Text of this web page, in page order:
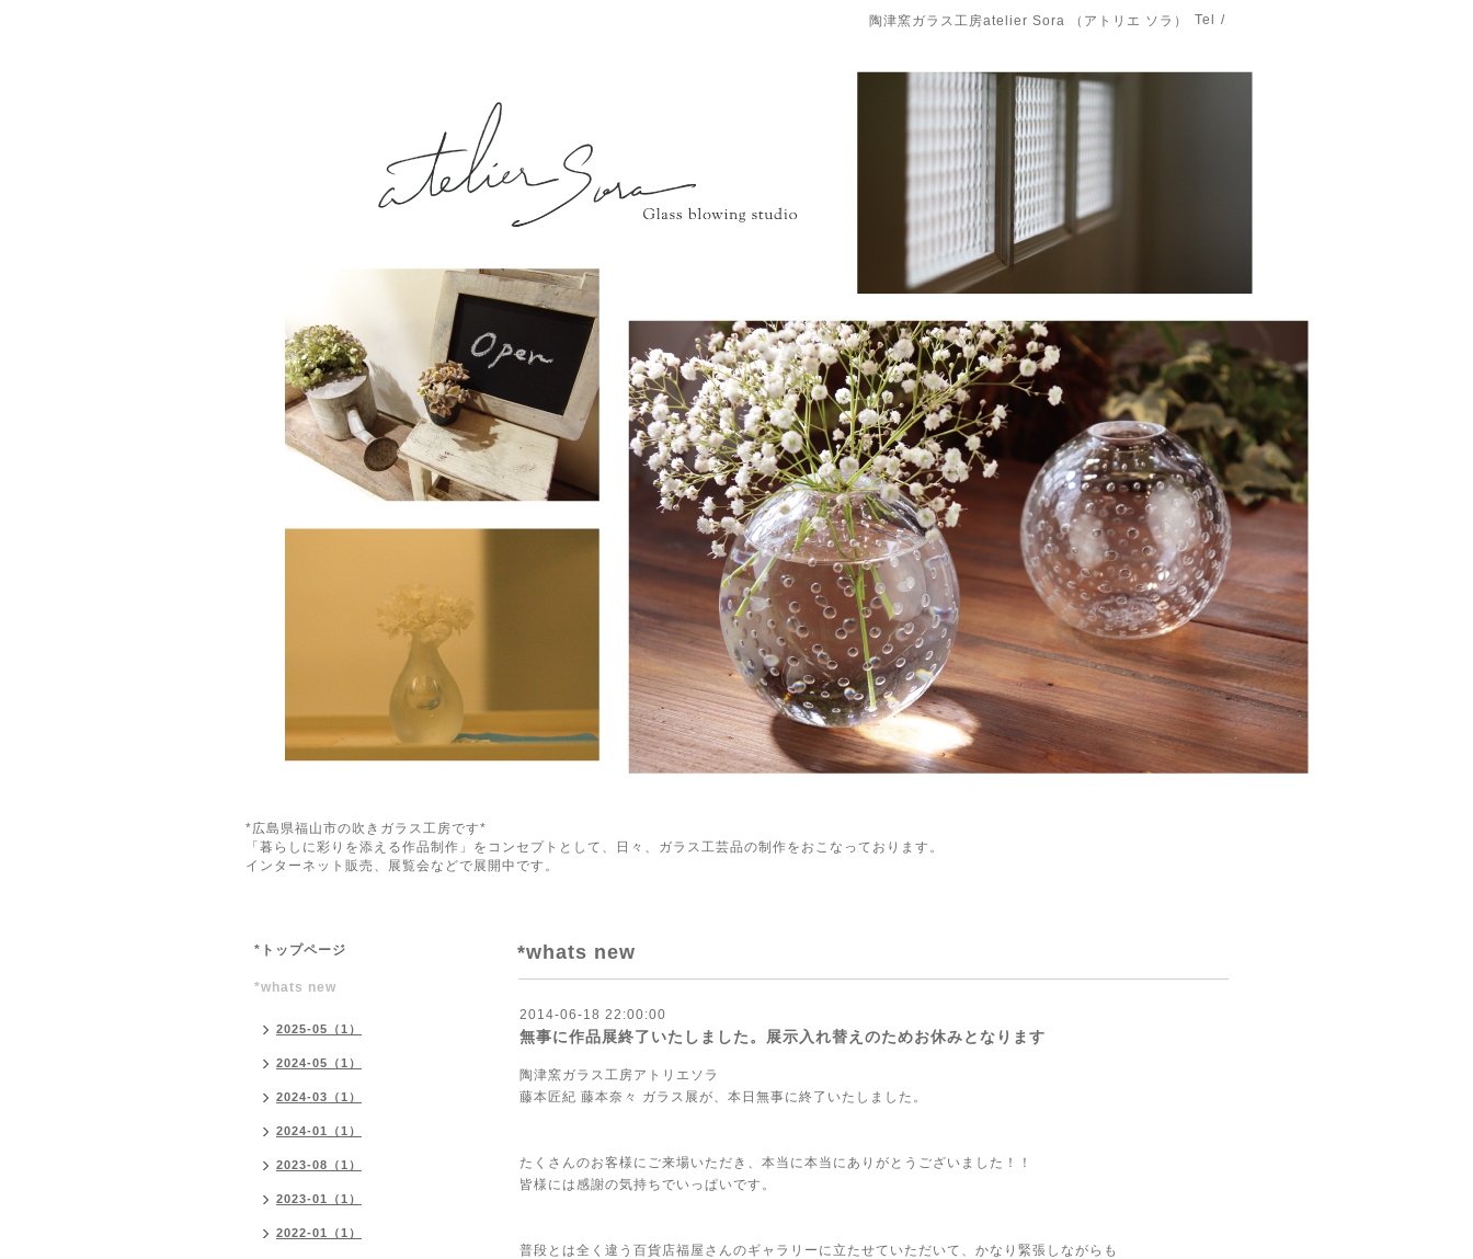
陶津窯ガラス工房atelier Sora （アトリエ ソラ） Tel /
*広島県福山市の吹きガラス工房です*
「暮らしに彩りを添える作品制作」をコンセプトとして、日々、ガラス工芸品の制作をおこなっております。
インターネット販売、展覧会などで展開中です。
*whats new
2014-06-18 22:00:00
無事に作品展終了いたしました。展示入れ替えのためお休みとなります
陶津窯ガラス工房アトリエソラ
藤本匠紀 藤本奈々 ガラス展が、本日無事に終了いたしました。
たくさんのお客様にご来場いただき、本当に本当にありがとうございました！！
皆様には感謝の気持ちでいっぱいです。
普段とは全く違う百貨店福屋さんのギャラリーに立たせていただいて、かなり緊張しながらも
*トップページ
*whats new
2025-05（1）
2024-05（1）
2024-03（1）
2024-01（1）
2023-08（1）
2023-01（1）
2022-01（1）